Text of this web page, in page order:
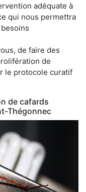
adéquate à
qui nous permettra
de faire des
de
le protocole curatif
de cafards
Thégonnec